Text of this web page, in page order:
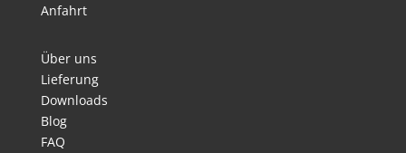
Anfahrt
Über uns
Lieferung
Downloads
Blog
FAQ